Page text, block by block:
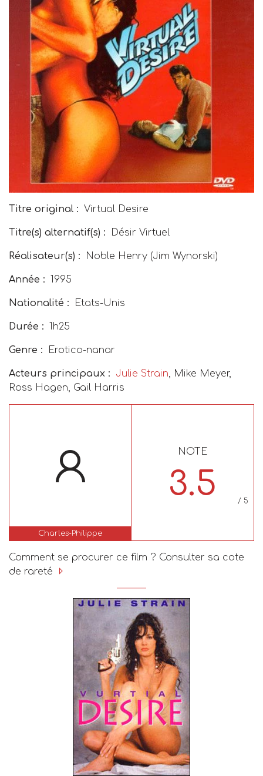
Titre original : Virtual Desire
Titre(s) alternatif(s) : Désir Virtuel
Réalisateur(s) : Noble Henry (Jim Wynorski)
Année : 1995
Nationalité : Etats-Unis
Durée : 1h25
Genre : Erotico-nanar
Acteurs principaux : Julie Strain, Mike Meyer,
Ross Hagen, Gail Harris
Charles-Philippe
NOTE
3.5 / 5
Comment se procurer ce film ? Consulter sa cote
de rareté